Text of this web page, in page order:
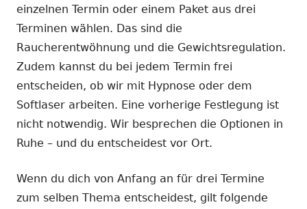
einzelnen Termin oder einem Paket aus drei
Terminen wählen. Das sind die
Raucherentwöhnung und die Gewichtsregulation.
Zudem kannst du bei jedem Termin frei
entscheiden, ob wir mit Hypnose oder dem
Softlaser arbeiten. Eine vorherige Festlegung ist
nicht notwendig. Wir besprechen die Optionen in
Ruhe – und du entscheidest vor Ort.
Wenn du dich von Anfang an für drei Termine
zum selben Thema entscheidest, gilt folgende